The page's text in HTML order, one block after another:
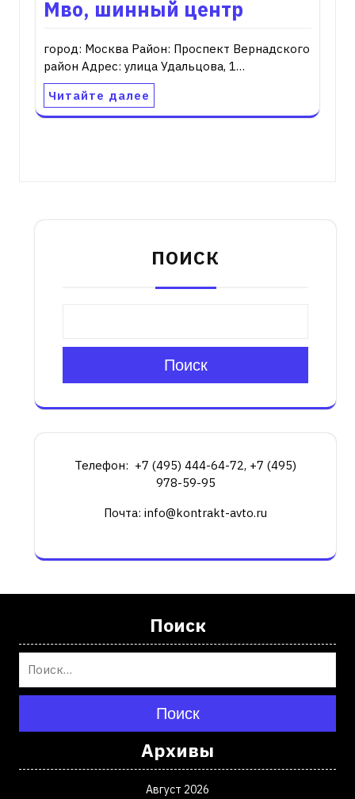
Мво, шинный центр
город: Москва Район: Проспект Вернадского
район Адрес: улица Удальцова, 1…
Читайте далее
ПОИСК
Поиск
Телефон: +7 (495) 444-64-72, +7 (495)
978-59-95
Почта: info@kontrakt-avto.ru
Поиск
Поиск
Архивы
Август 2026